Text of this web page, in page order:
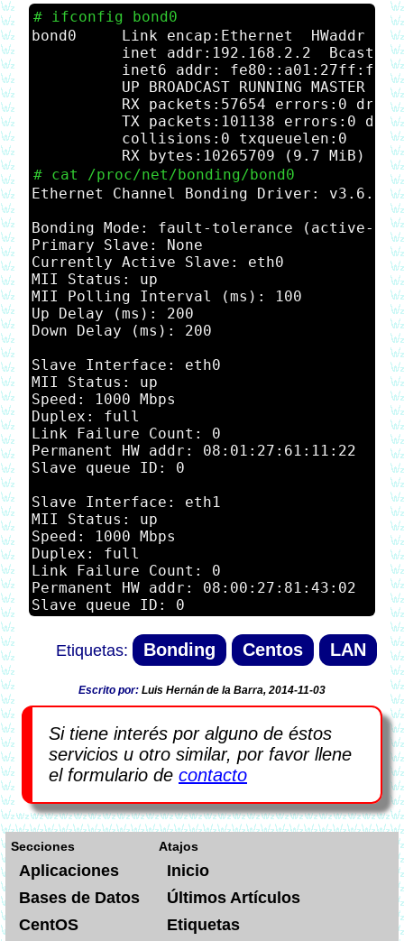
ifconfig bond0
bond0     Link encap:Ethernet  HWaddr
inet addr:192.168.2.2
inet6 addr:
UP BROADCAST RUNNING MASTER
RX packets:57654 errors:0
TX packets:101138 errors:0
          collisions:0 txqueuelen:0
cat /proc/net/bonding/bond0
Ethernet Channel Bonding Driver: v3.6.0
Bonding Mode: fault-tolerance (active-
Primary Slave: None
Currently Active Slave: eth0
MII Status: up
MII Polling Interval (ms): 100
Up Delay (ms): 200
Down Delay (ms): 200
Slave Interface: eth0
MII Status: up
Speed: 1000 Mbps
Duplex: full
Link Failure Count: 0
Permanent HW addr: 08:01:27:61:11:22
Slave queue ID: 0
Slave Interface: eth1
MII Status: up
Speed: 1000 Mbps
Duplex: full
Link Failure Count: 0
Permanent HW addr: 08:00:27:81:43:02
Bonding Centos LAN
Escrito por: Luis Hernán de la Barra, 2014-11-03
Si tiene interés por alguno de éstos
servicios u otro similar, por favor llene
el formulario de contacto
Secciones
Aplicaciones
Bases de Datos
CentOS
Atajos
Inicio
Últimos Artículos
Etiquetas